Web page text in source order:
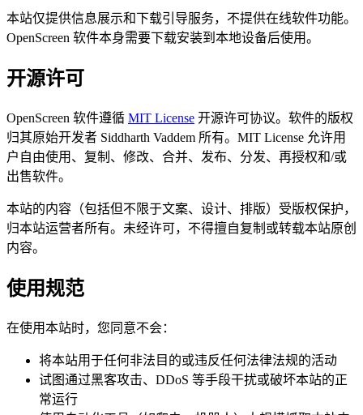
本站仅提供信息展示和下载引导服务，不提供在线软件功能。
OpenScreen 软件本身需要下载安装到本地设备后使用。
开源许可
OpenScreen 软件遵循 MIT License 开源许可协议。软件的版权
归其原始开发者 Siddharth Vaddem 所有。MIT License 允许用
户自由使用、复制、修改、合并、发布、分发、再授权和/或
出售软件。
本站的内容（包括但不限于文案、设计、排版）受版权保护，
归本站运营者所有。未经许可，不得擅自复制或转载本站原创
内容。
使用规范
在使用本站时，您同意不会：
将本站用于任何非法目的或违反任何法律法规的活动
试图通过黑客攻击、DDoS 等手段干扰或破坏本站的正
常运行